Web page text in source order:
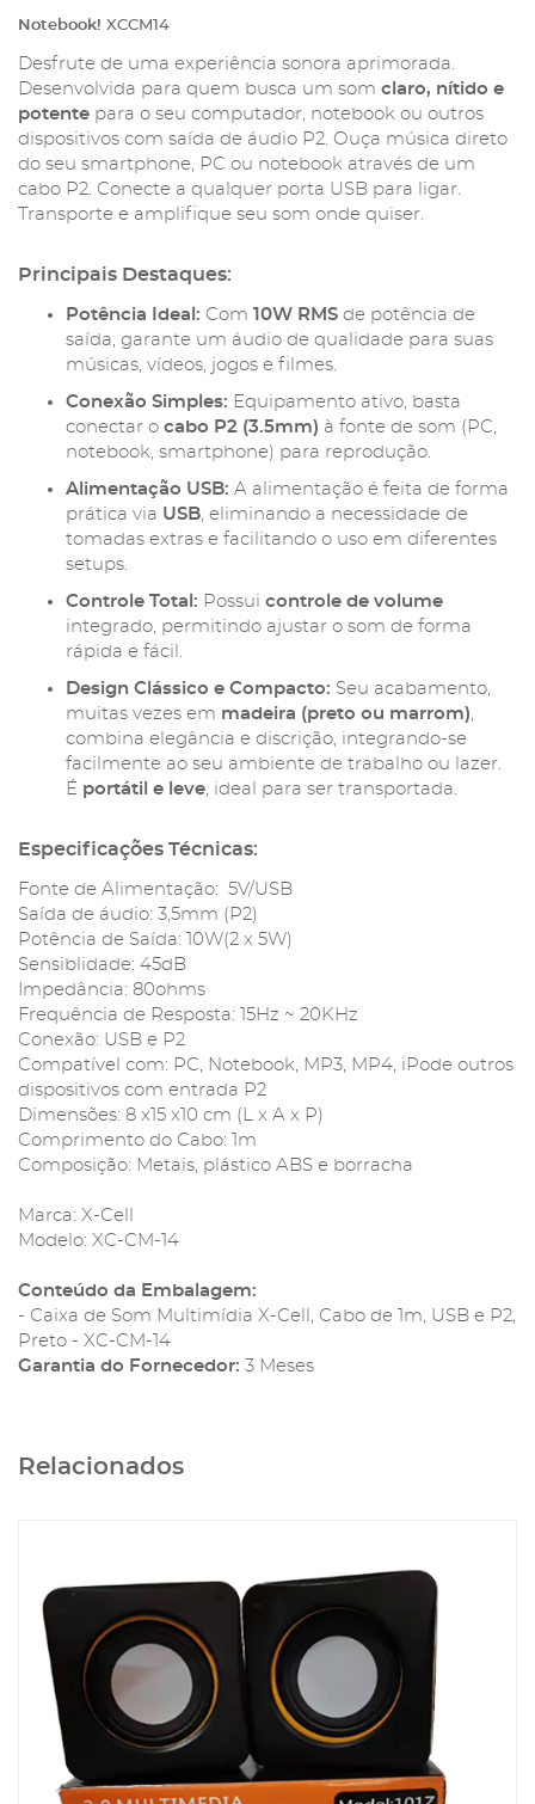
Notebook! XCCM14
Desfrute de uma experiência sonora aprimorada.
Desenvolvida para quem busca um som claro, nítido e
potente para o seu computador, notebook ou outros
dispositivos com saída de áudio P2. Ouça música direto
do seu smartphone, PC ou notebook através de um
cabo P2. Conecte a qualquer porta USB para ligar.
Transporte e amplifique seu som onde quiser.
Principais Destaques:
Potência Ideal: Com 10W RMS de potência de
saída, garante um áudio de qualidade para suas
músicas, vídeos, jogos e filmes.
Conexão Simples: Equipamento ativo, basta
conectar o cabo P2 (3.5mm) à fonte de som (PC,
notebook, smartphone) para reprodução.
Alimentação USB: A alimentação é feita de forma
prática via USB , eliminando a necessidade de
tomadas extras e facilitando o uso em diferentes
setups.
Controle Total: Possui controle de volume
integrado, permitindo ajustar o som de forma
rápida e fácil.
Design Clássico e Compacto: Seu acabamento,
muitas vezes em madeira (preto ou marrom)
combina elegância e discrição, integrando-se
facilmente ao seu ambiente de trabalho ou lazer.
É portátil e leve , ideal para ser transportada.
Especificações Técnicas:
Fonte de Alimentação: 5V/USB
Saída de áudio: 3,5mm (P2)
Potência de Saída: 10W(2 x 5W)
Sensiblidade: 45dB
Impedância: 80ohms
Frequência de Resposta: 15Hz ~ 20KHz
Conexão: USB e P2
Compatível com: PC, Notebook, MP3, MP4, iPode outros
dispositivos com entrada P2
Dimensões: 8 x15 x10 cm (L x A x P)
Comprimento do Cabo: 1m
Composição: Metais, plástico ABS e borracha
Marca: X-Cell
Modelo: XC-CM-14
Conteúdo da Embalagem:
- Caixa de Som Multimídia X-Cell, Cabo de 1m, USB e P2,
Preto - XC-CM-14
Garantia do Fornecedor: 3 Meses
Relacionados